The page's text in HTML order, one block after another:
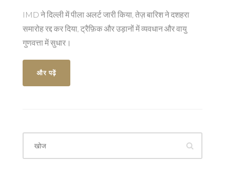
IMD ने दिल्ली में पीला अलर्ट जारी किया, तेज़ बारिश ने दशहरा
समारोह रद्द कर दिया, ट्रैफ़िक और उड़ानों में व्यवधान और वायु
गुणवत्ता में सुधार।
और पढ़ें